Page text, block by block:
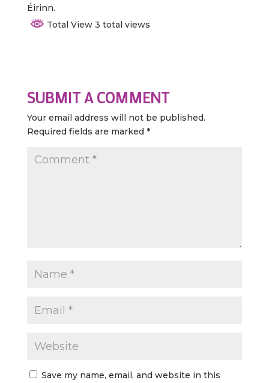
Éirinn.
Total View 3 total views
SUBMIT A COMMENT
Your email address will not be published.
Required fields are marked *
Save my name, email, and website in this